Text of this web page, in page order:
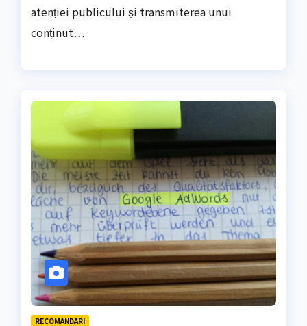
atenției publicului și transmiterea unui
conținut…
RECOMANDARI